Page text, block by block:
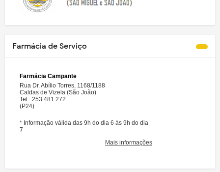
Farmácia de Serviço